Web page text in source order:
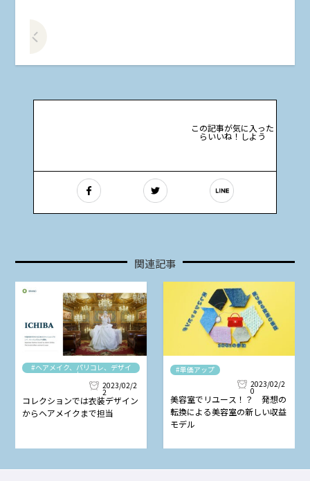
この記事が気に入った
らいいね！しよう
関連記事
#ヘアメイク、パリコレ、デザイ
ナー
2023/02/2
2
コレクションでは衣装デザイン
からヘアメイクまで担当
#単価アップ
2023/02/2
0
美容室でリユース！？ 発想の
転換による美容室の新しい収益
モデル